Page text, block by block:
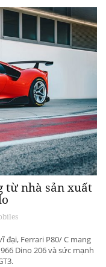
từ ​​nhà sản xuất
Ferrari P80/ C mang
Dino 206 và sức mạnh